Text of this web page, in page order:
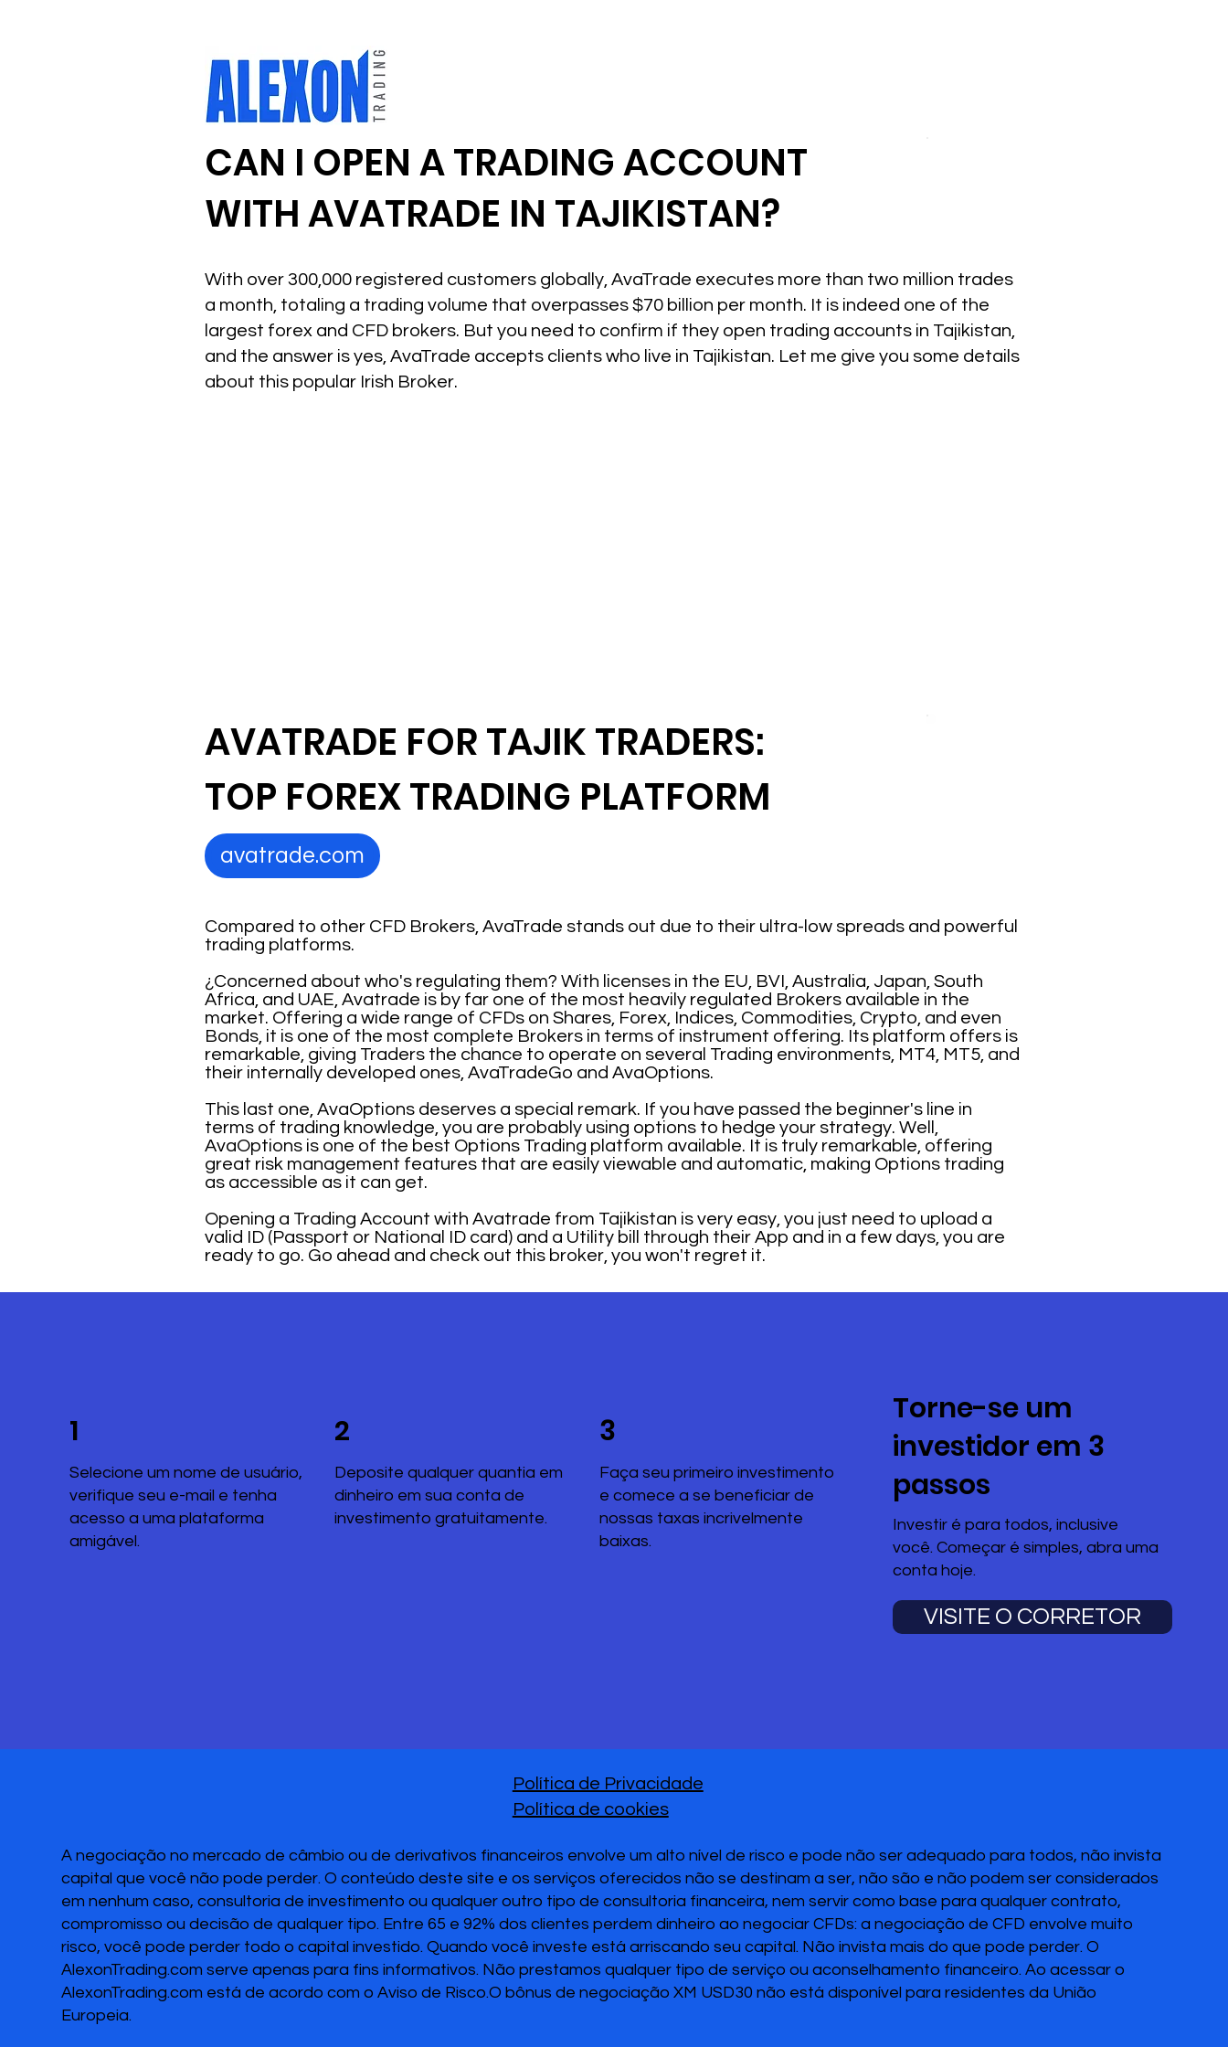
CAN I OPEN A TRADING ACCOUNT
WITH AVATRADE IN TAJIKISTAN?
With over 300,000 registered customers globally, AvaTrade executes more than two million trades
a month, totaling a trading volume that overpasses $70 billion per month. It is indeed one of the
largest forex and CFD brokers. But you need to confirm if they open trading accounts in Tajikistan,
and the answer is yes, AvaTrade accepts clients who live in Tajikistan. Let me give you some details
about this popular Irish Broker.
Compared to other CFD Brokers, AvaTrade stands out due to their ultra-low spreads and powerful
trading platforms.
¿Concerned about who's regulating them? With licenses in the EU, BVI, Australia, Japan, South
Africa, and UAE, Avatrade is by far one of the most heavily regulated Brokers available in the
market. Offering a wide range of CFDs on Shares, Forex, Indices, Commodities, Crypto, and even
Bonds, it is one of the most complete Brokers in terms of instrument offering. Its platform offers is
remarkable, giving Traders the chance to operate on several Trading environments, MT4, MT5, and
their internally developed ones, AvaTradeGo and AvaOptions.
This last one, AvaOptions deserves a special remark. If you have passed the beginner's line in
terms of trading knowledge, you are probably using options to hedge your strategy. Well,
AvaOptions is one of the best Options Trading platform available. It is truly remarkable, offering
great risk management features that are easily viewable and automatic, making Options trading
as accessible as it can get.
Opening a Trading Account with Avatrade from Tajikistan is very easy, you just need to upload a
valid ID (Passport or National ID card) and a Utility bill through their App and in a few days, you are
ready to go. Go ahead and check out this broker, you won't regret it.
AVATRADE FOR TAJIK TRADERS:
TOP FOREX TRADING PLATFORM
avatrade.com
Torne-se um
investidor em 3
passos
Investir é para todos, inclusive
você. Começar é simples, abra uma
conta hoje.
VISITE O CORRETOR
1
Selecione um nome de usuário,
verifique seu e-mail e tenha
acesso a uma plataforma
amigável.
2
Deposite qualquer quantia em
dinheiro em sua conta de
investimento gratuitamente.
3
Faça seu primeiro investimento
e comece a se beneficiar de
nossas taxas incrivelmente
baixas.
A negociação no mercado de câmbio ou de derivativos financeiros envolve um alto nível de risco e pode não ser adequado para todos, não invista
capital que você não pode perder. O conteúdo deste site e os serviços oferecidos não se destinam a ser, não são e não podem ser considerados
em nenhum caso, consultoria de investimento ou qualquer outro tipo de consultoria financeira, nem servir como base para qualquer contrato,
compromisso ou decisão de qualquer tipo. Entre 65 e 92% dos clientes perdem dinheiro ao negociar CFDs: a negociação de CFD envolve muito
risco, você pode perder todo o capital investido. Quando você investe está arriscando seu capital. Não invista mais do que pode perder. O
AlexonTrading.com serve apenas para fins informativos. Não prestamos qualquer tipo de serviço ou aconselhamento financeiro. Ao acessar o
AlexonTrading.com está de acordo com o Aviso de Risco.O bônus de negociação XM USD30 não está disponível para residentes da União
Europeia.
Política de Privacidade
Política de cookies